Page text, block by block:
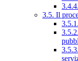
3.5. Il